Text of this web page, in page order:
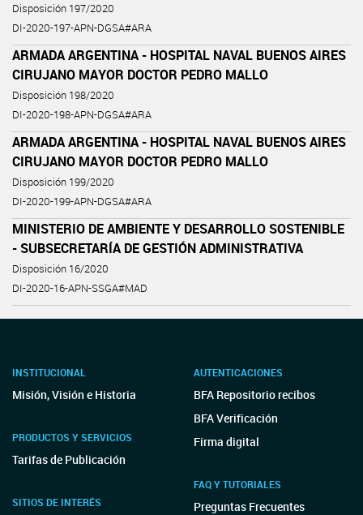
Disposición 197/2020
DI-2020-197-APN-DGSA#ARA
ARMADA ARGENTINA - HOSPITAL NAVAL BUENOS AIRES
CIRUJANO MAYOR DOCTOR PEDRO MALLO
Disposición 198/2020
DI-2020-198-APN-DGSA#ARA
ARMADA ARGENTINA - HOSPITAL NAVAL BUENOS AIRES
CIRUJANO MAYOR DOCTOR PEDRO MALLO
Disposición 199/2020
DI-2020-199-APN-DGSA#ARA
MINISTERIO DE AMBIENTE Y DESARROLLO SOSTENIBLE
- SUBSECRETARÍA DE GESTIÓN ADMINISTRATIVA
Disposición 16/2020
DI-2020-16-APN-SSGA#MAD
INSTITUCIONAL
Misión, Visión e Historia
PRODUCTOS Y SERVICIOS
Tarifas de Publicación
SITIOS DE INTERÉS
AUTENTICACIONES
BFA Repositorio recibos
BFA Verificación
Firma digital
FAQ Y TUTORIALES
Preguntas Frecuentes